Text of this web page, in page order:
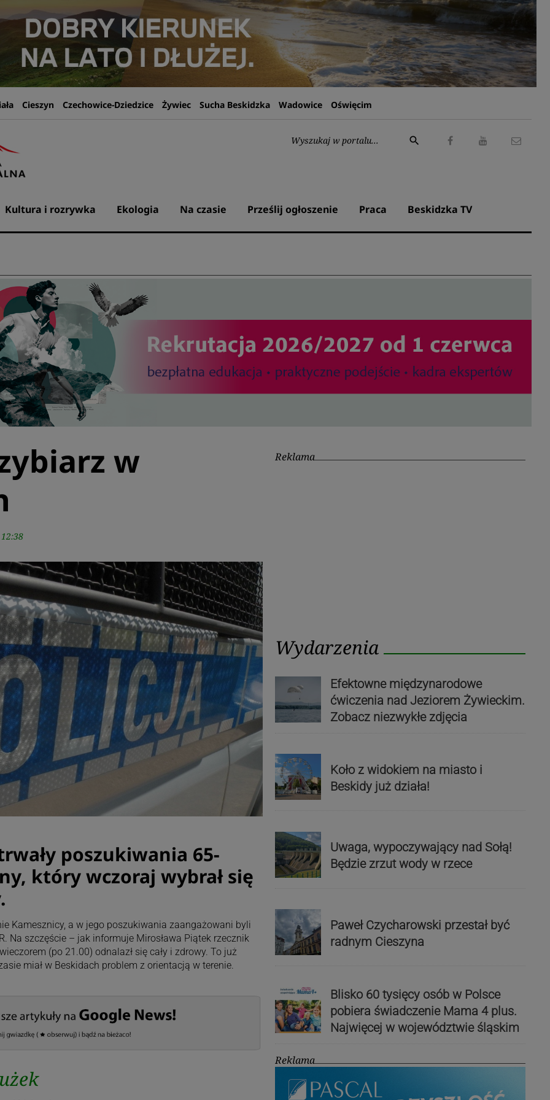
Cieszyn Czechowice-Dziedzice Żywiec Sucha Beskidzka Wadowice Oświęcim
Wyszukaj:
search
Kultura i rozrywka Ekologia Na czasie Prześlij ogłoszenie Praca Beskidzka TV
w
poszukiwania 65-
który wczoraj wybrał się
Kamesznicy, a w jego poszukiwania zaangażowani byli
Na szczęście – jak informuje Mirosława Piątek rzecznik
(po 21.00) odnalazł się cały i zdrowy. To już
miał w Beskidach problem z orientacją w terenie.
Reklama
Wydarzenia
Efektowne międzynarodowe
ćwiczenia nad Jeziorem Żywieckim.
Zobacz niezwykłe zdjęcia
Koło z widokiem na miasto i
Beskidy już działa!
Uwaga, wypoczywający nad Sołą!
Będzie zrzut wody w rzece
Paweł Czycharowski przestał być
radnym Cieszyna
Blisko 60 tysięcy osób w Polsce
pobiera świadczenie Mama 4 plus.
Najwięcej w województwie śląskim
Reklama